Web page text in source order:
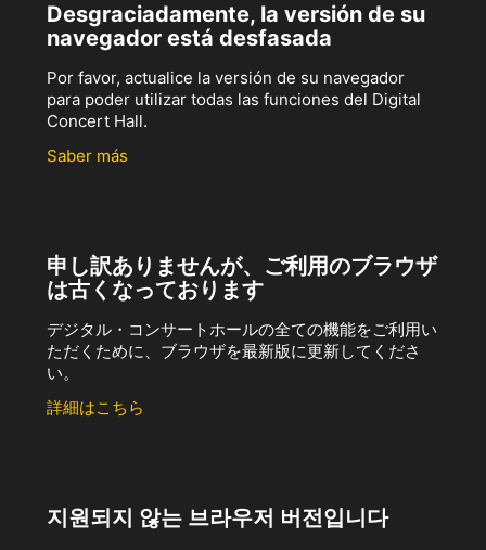
Desgraciadamente, la versión de su
navegador está desfasada
Por favor, actualice la versión de su navegador
para poder utilizar todas las funciones del Digital
Concert Hall.
Saber más
申し訳ありませんが、ご利用のブラウザ
は古くなっております
デジタル・コンサートホールの全ての機能をご利用い
ただくために、ブラウザを最新版に更新してくださ
い。
詳細はこちら
지원되지 않는 브라우저 버전입니다